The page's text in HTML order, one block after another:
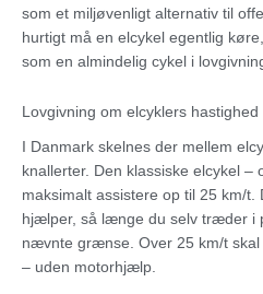
som et miljøvenligt alternativ til
hurtigt må en elcykel egentlig
som en almindelig cykel i
Lovgivning om elcyklers hastighed
I Danmark skelnes der mellem
knallerter. Den klassiske elcykel –
maksimalt assistere op til 25 km/t.
hjælper, så længe du selv træder i
nævnte grænse. Over 25 km/t
– uden motorhjælp.